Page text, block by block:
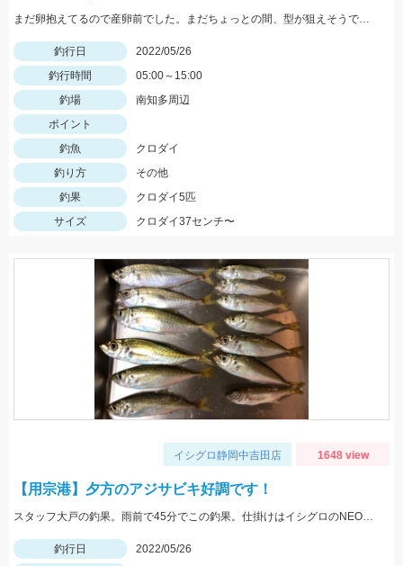
まだ卵抱えてるので産卵前でした。まだちょっとの間、型が狙えそうです。
釣行日
2022/05/26
釣行時間
05:00～15:00
釣場
南知多周辺
ポイント
釣魚
クロダイ
釣り方
その他
釣果
クロダイ5匹
サイズ
クロダイ37センチ〜
イシグロ静岡中吉田店 1648 view
【用宗港】夕方のアジサビキ好調です！
スタッフ大戸の釣果。雨前で45分でこの釣果。仕掛けはイシグロのNEO 豆アジマッチ２号にて。
釣行日
2022/05/26